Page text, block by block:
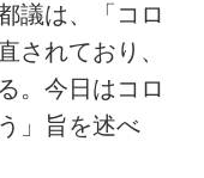
議は、「コロ
されており、
。今日はコロ
」旨を述べ